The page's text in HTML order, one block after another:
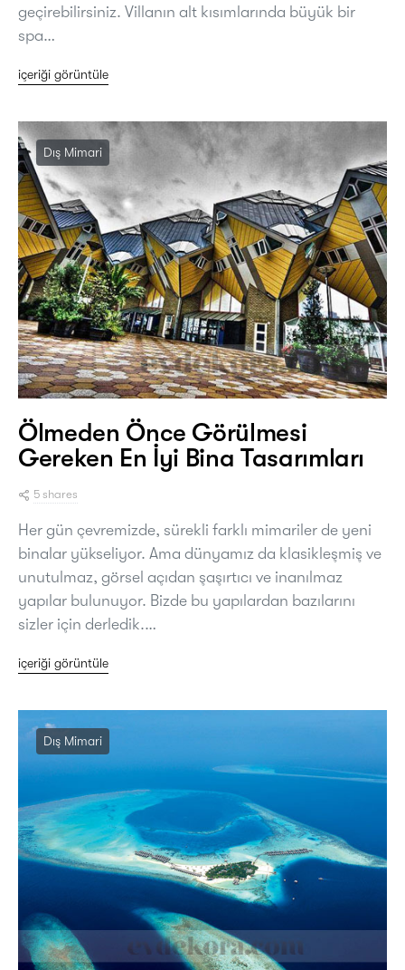
geçirebilirsiniz. Villanın alt kısımlarında büyük bir
spa…
içeriği görüntüle
Dış Mimari
Ölmeden Önce Görülmesi
Gereken En İyi Bina Tasarımları
5 shares
Her gün çevremizde, sürekli farklı mimariler de yeni
binalar yükseliyor. Ama dünyamız da klasikleşmiş ve
unutulmaz, görsel açıdan şaşırtıcı ve inanılmaz
yapılar bulunuyor. Bizde bu yapılardan bazılarını
sizler için derledik.…
içeriği görüntüle
Dış Mimari